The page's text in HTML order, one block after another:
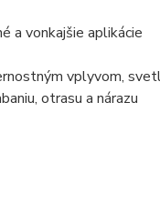
a vonkajšie aplikácie
vplyvom,
otrasu a nárazu